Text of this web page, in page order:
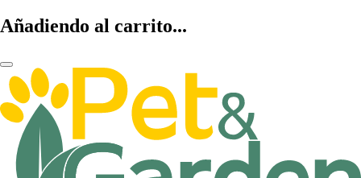
Añadiendo al carrito...